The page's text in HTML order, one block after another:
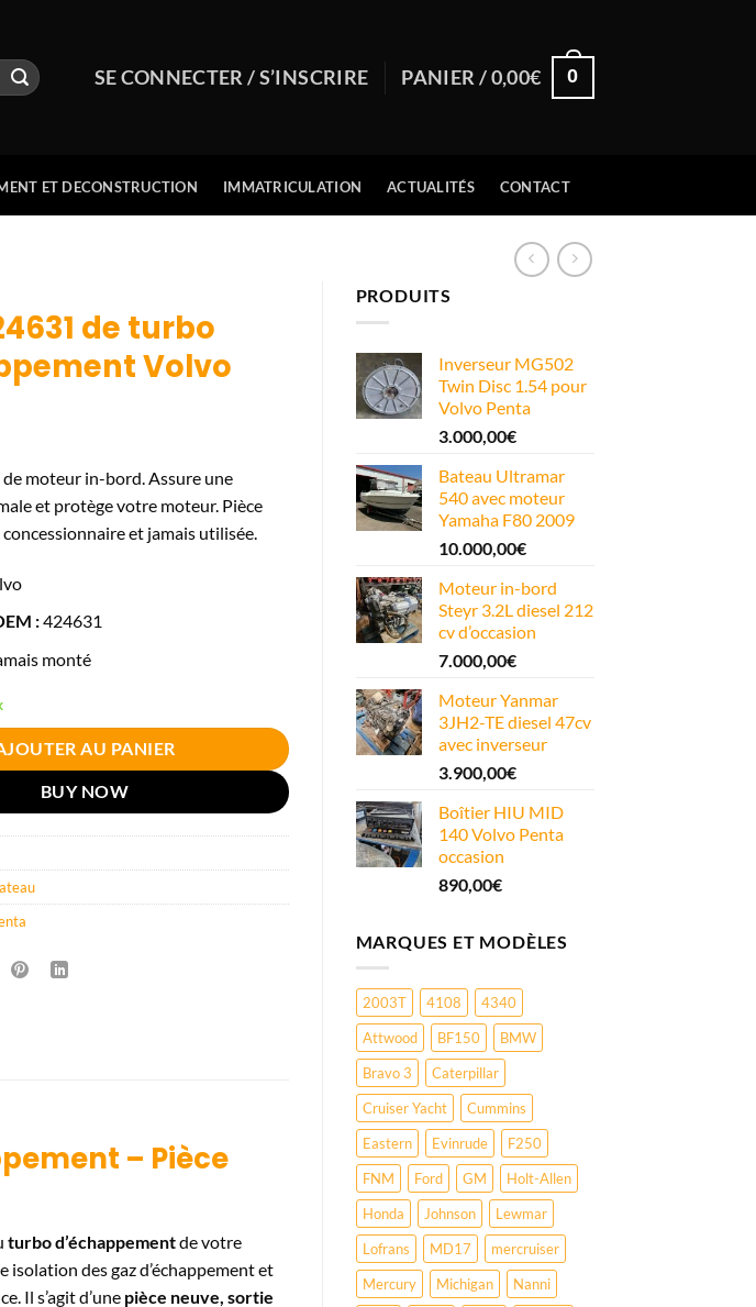
SE CONNECTER / S’INSCRIRE PANIER /0,00€ 0
ET DECONSTRUCTION IMMATRICULATION ACTUALITÉS CONTACT
PRODUITS
Inverseur MG502
Twin Disc 1.54 pour
Volvo Penta
3.000,00€
Bateau Ultramar
540 avec moteur
Yamaha F80 2009
10.000,00€
Moteur in-bord
Steyr 3.2L diesel 212
cv d’occasion
7.000,00€
Moteur Yanmar
3JH2-TE diesel 47cv
avec inverseur
3.900,00€
Boîtier HIU MID
140 Volvo Penta
occasion
890,00€
MARQUES ET MODÈLES
2003T 4108
4340
Attwood
BF150
BMW
Bravo 3
Caterpillar
Cruiser Yacht
Cummins
Eastern
Evinrude
F250
FNM
Ford GM
Holt-Allen
Honda
Johnson
Lewmar
Lofrans
MD17
mercruiser
Mercury
Michigan
Nanni
de turbo
Volvo
de moteur in-bord. Assure une
et protège votre moteur. Pièce
et jamais utilisée.
:424631
monté
AU PANIER
BUY NOW
– Pièce
turbo d’échappementde votre
des gaz d’échappement et
Il s’agit d’une pièce neuve, sortie